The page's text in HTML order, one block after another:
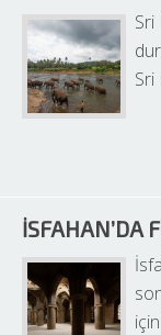
Sri
Sri
İSFAHAN’DA